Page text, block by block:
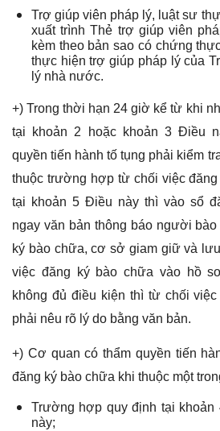
Trợ giúp viên pháp lý, luật sư
xuất trình Thẻ trợ giúp viên
kèm theo bản sao có chứng
thực hiện trợ giúp pháp lý của
lý nhà nước.
+) Trong thời hạn 24 giờ kể từ khi
tại khoản 2 hoặc khoản 3 Điều
quyền tiến hành tố tụng phải kiểm
thuộc trường hợp từ chối việc
tại khoản 5 Điều này thì vào sổ
ngay văn bản thông báo người
ký bào chữa, cơ sở giam giữ và
việc đăng ký bào chữa vào hồ
không đủ điều kiện thì từ chối
phải nêu rõ lý do bằng văn bản.
+) Cơ quan có thẩm quyền tiến
đăng ký bào chữa khi thuộc một
Trường hợp quy định tại
này;